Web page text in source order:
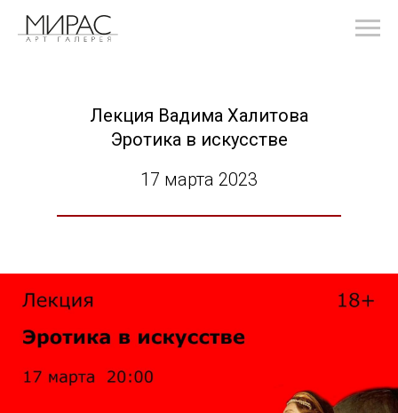
Лекция Вадима Халитова
Эротика в искусстве
17 марта 2023